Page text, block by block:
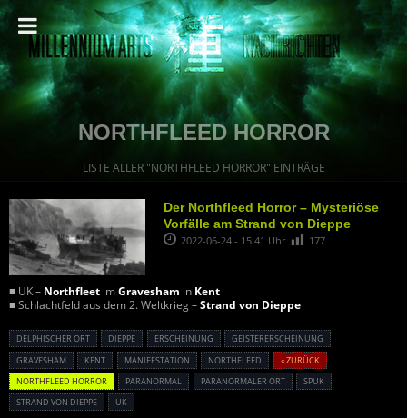
NORTHFLEED HORROR
LISTE ALLER "NORTHFLEED HORROR" EINTRÄGE
Der Northfleed Horror – Mysteriöse
Vorfälle am Strand von Dieppe
2022-06-24 - 15:41 Uhr 177
■ UK – Northfleet imGravesham in Kent
■ Schlachtfeld aus dem 2. Weltkrieg –Strand von Dieppe
DELPHISCHER ORT DIEPPE ERSCHEINUNG
GEISTERERSCHEINUNG
GRAVESHAM
KENT MANIFESTATION NORTHFLEED
« ZURÜCK
NORTHFLEED HORROR
PARANORMAL PARANORMALER ORT
SPUK
STRAND VON DIEPPE
UK